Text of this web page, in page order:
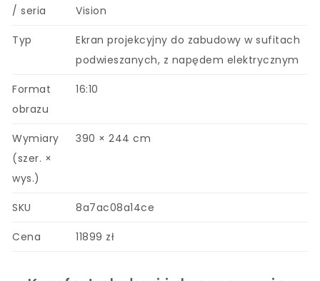
/ seria
Vision
Typ
Ekran projekcyjny do zabudowy w sufitach
podwieszanych, z napędem elektrycznym
Format
obrazu
16:10
Wymiary
(szer. ×
wys.)
390 × 244 cm
SKU 8a7ac08a14ce
Cena 11899 zł